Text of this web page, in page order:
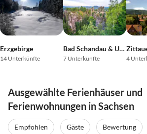
Erzgebirge
14 Unterkünfte
Bad Schandau & Umgebung
7 Unterkünfte 4
Ausgewählte Ferienhäuser und
Ferienwohnungen in Sachsen
Empfohlen Gäste Bewertung